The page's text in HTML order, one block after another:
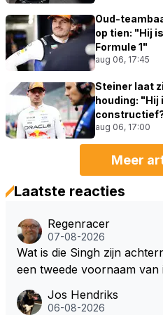
Oud-
op tien: "Hij
Formule 1"
aug 06, 17:45
Steiner laat
houding: "Hij
aug 06, 17:00
Meer
Laatste reacties
Regenracer
07-08-2026
Wat is die Singh zijn
een tweede voornaam van
Jos Hendriks
06-08-2026